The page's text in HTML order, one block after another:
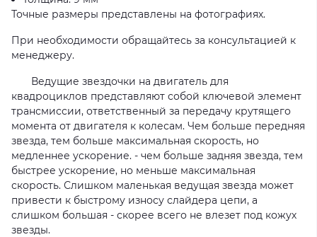
Точные размеры представлены на фотографиях.
При необходимости обращайтесь за консультацией к
менеджеру.
Ведущие звездочки на двигатель для
квадроциклов представляют собой ключевой элемент
трансмиссии, ответственный за передачу крутящего
момента от двигателя к колесам. Чем больше передняя
звезда, тем больше максимальная скорость, но
медленнее ускорение. - чем больше задняя звезда, тем
быстрее ускорение, но меньше максимальная
скорость. Слишком маленькая ведущая звезда может
привести к быстрому износу слайдера цепи, а
слишком большая - скорее всего не влезет под кожух
звезды.